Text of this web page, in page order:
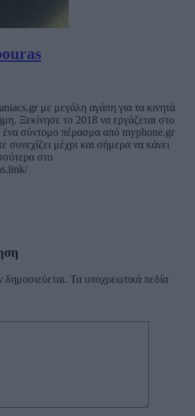
με μεγάλη αγάπη για τα κινητά
Ξεκίνησε το 2018 να εργάζεται στο
ένα σύντομο πέρασμα από myphone.gr
μέχρι και σήμερα να κάνει
στο
Τα υποχρεωτικά πεδία